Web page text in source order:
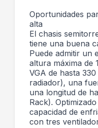
Oportunidades
alta
El chasis
tiene una buena
Puede admitir un
altura máxima de
VGA de hasta
radiador), una
una longitud de
Rack).
capacidad de
con tres